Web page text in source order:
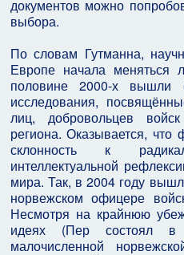
документов можно
выбора.
По словам Гутманна,
Европе начала меняться
половине 2000-х вышли
исследования,
лиц, добровольцев
региона. Оказывается,
склонность к
интеллектуальной
мира. Так, в 2004 году
норвежском офицере
Несмотря на крайнюю
идеях (Пер состоял в
малочисленной